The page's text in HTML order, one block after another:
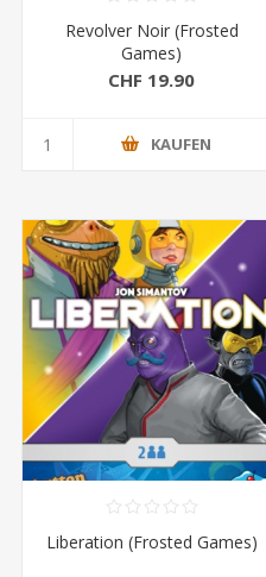
Revolver Noir (Frosted
Games)
CHF 19.90
KAUFEN
Liberation (Frosted Games)